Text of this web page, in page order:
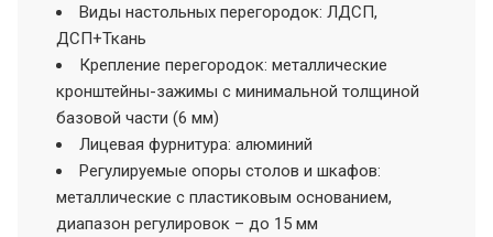
Виды настольных перегородок: ЛДСП,
ДСП+Ткань
Крепление перегородок: металлические
кронштейны-зажимы с минимальной толщиной
базовой части (6 мм)
Лицевая фурнитура: алюминий
Регулируемые опоры столов и шкафов:
металлические с пластиковым основанием,
диапазон регулировок – до 15 мм